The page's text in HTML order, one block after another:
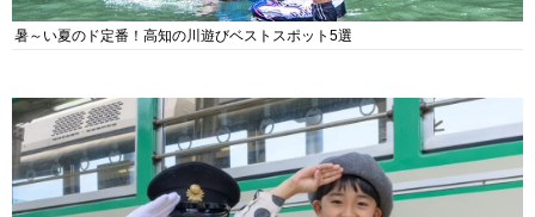
暑～い夏のド定番！高知の川遊びベストスポット5選